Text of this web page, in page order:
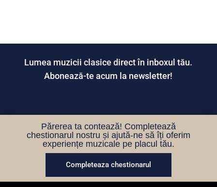
Lumea muzicii clasice direct în inboxul tău.
Abonează-te acum la newsletter!
Părerea ta contează! Completează
chestionarul nostru și ajută-ne să îți oferim
experiențe muzicale pe placul tău.
Completeaza chestionarul